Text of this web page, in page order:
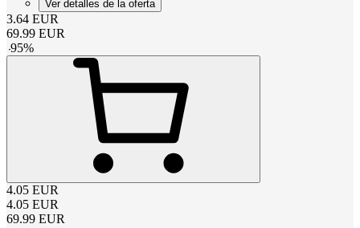
Ver detalles de la oferta
3.64 EUR
69.99 EUR
-95%
4.05 EUR
4.05 EUR
69.99 EUR